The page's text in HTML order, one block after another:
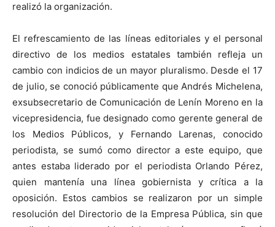
realizó la organización.
El refrescamiento de las líneas editoriales y el personal
directivo de los medios estatales también refleja un
cambio con indicios de un mayor pluralismo. Desde el 17
de julio, se conoció públicamente que Andrés Michelena,
exsubsecretario de Comunicación de Lenín Moreno en la
vicepresidencia, fue designado como gerente general de
los Medios Públicos, y Fernando Larenas, conocido
periodista, se sumó como director a este equipo, que
antes estaba liderado por el periodista Orlando Pérez,
quien mantenía una línea gobiernista y crítica a la
oposición. Estos cambios se realizaron por un simple
resolución del Directorio de la Empresa Pública, sin que